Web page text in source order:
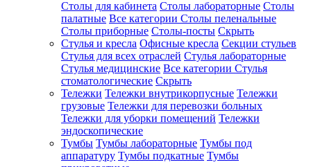
Столы для кабинета Столы лабораторные Столы
палатные Все категории Столы пеленальные
Столы приборные Столы-посты Скрыть
Стулья и кресла Офисные кресла Секции стульев
Стулья для всех отраслей Стулья лабораторные
Стулья медицинские Все категории Стулья
стоматологические Скрыть
Тележки Тележки внутрикорпусные Тележки
грузовые Тележки для перевозки больных
Тележки для уборки помещений Тележки
эндоскопические
Тумбы Тумбы лабораторные Тумбы под
аппаратуру Тумбы подкатные Тумбы